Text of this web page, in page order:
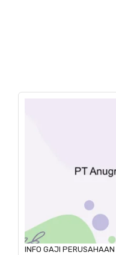
INFO GAJI PERUSAHAAN